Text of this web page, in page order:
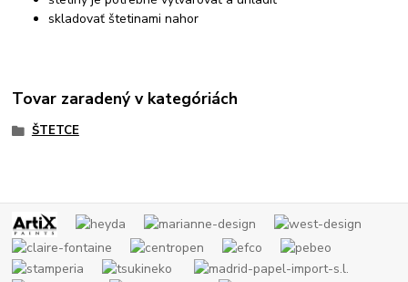
skladovať štetinami nahor
Tovar zaradený v kategóriách
ŠTETCE